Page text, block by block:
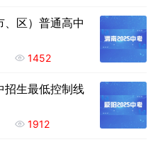
区）普通高中
1452
生最低控制线
1912